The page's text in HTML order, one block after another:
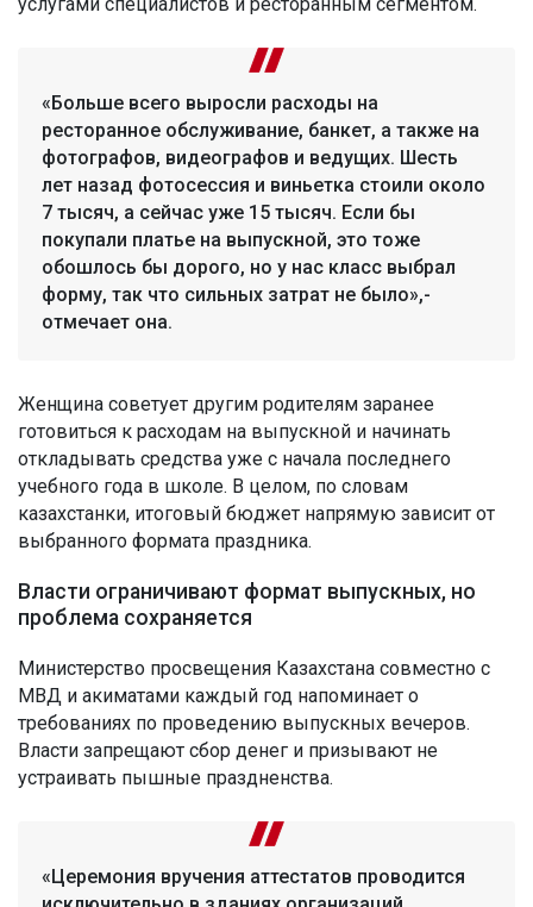
«Больше всего выросли расходы на
ресторанное обслуживание, банкет, а также на
фотографов, видеографов и ведущих. Шесть
лет назад фотосессия и виньетка стоили около
7 тысяч, а сейчас уже 15 тысяч. Если бы
покупали платье на выпускной, это тоже
обошлось бы дорого, но у нас класс выбрал
форму, так что сильных затрат не было»,-
отмечает она.
Женщина советует другим родителям заранее
готовиться к расходам на выпускной и начинать
откладывать средства уже с начала последнего
учебного года в школе. В целом, по словам
казахстанки, итоговый бюджет напрямую зависит от
выбранного формата праздника.
Власти ограничивают формат выпускных, но
проблема сохраняется
Министерство просвещения Казахстана совместно с
МВД и акиматами каждый год напоминает о
требованиях по проведению выпускных вечеров.
Власти запрещают сбор денег и призывают не
устраивать пышные праздненства.
«Церемония вручения аттестатов проводится